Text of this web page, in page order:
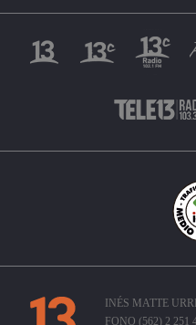
INÉS MATTE
FONO (562) 2 251